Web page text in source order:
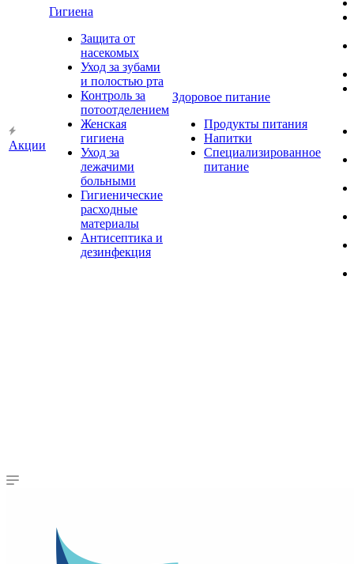
Акции
Гигиена
Защита от
насекомых
Уход за зубами
и полостью рта
Контроль за
потоотделением
Женская
гигиена
Уход за
лежачими
больными
Гигиенические
расходные
материалы
Антисептика и
дезинфекция
Здоровое питание
Продукты питания
Напитки
Специализированное
питание